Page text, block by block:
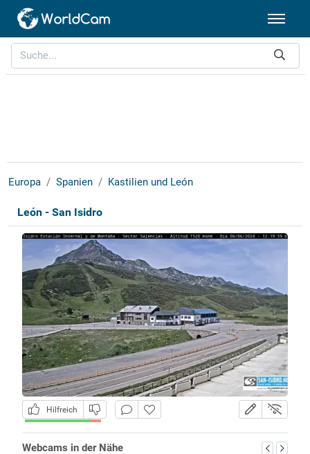
Europa Spanien Kastilien und León
León - San Isidro
Hilfreich
Webcams in der Nähe